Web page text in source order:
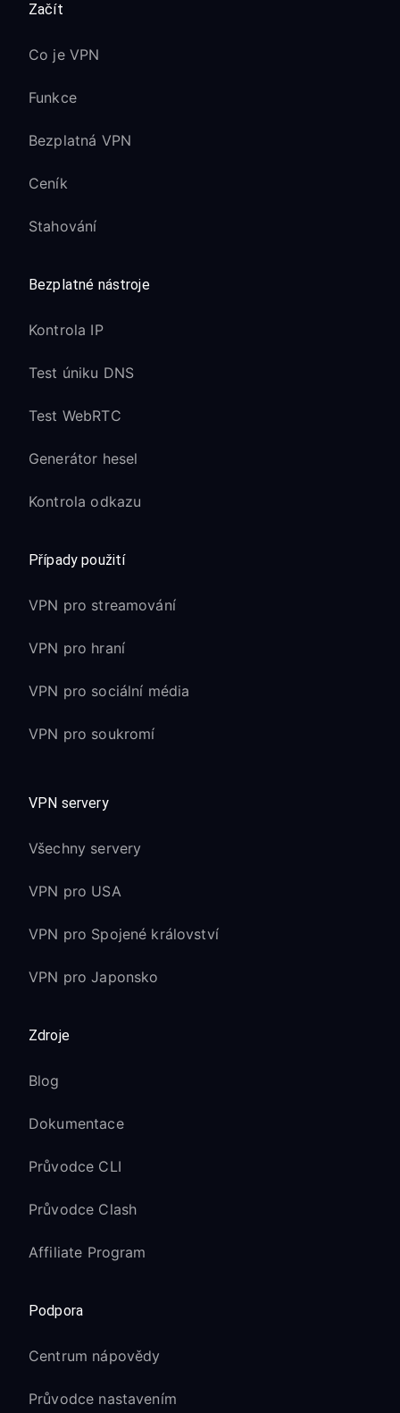
Začít
Co je VPN
Funkce
Bezplatná VPN
Ceník
Stahování
Bezplatné nástroje
Kontrola IP
Test úniku DNS
Test WebRTC
Generátor hesel
Kontrola odkazu
Případy použití
VPN pro streamování
VPN pro hraní
VPN pro sociální média
VPN pro soukromí
VPN servery
Všechny servery
VPN pro USA
VPN pro Spojené království
VPN pro Japonsko
Zdroje
Blog
Dokumentace
Průvodce CLI
Průvodce Clash
Affiliate Program
Podpora
Centrum nápovědy
Průvodce nastavením